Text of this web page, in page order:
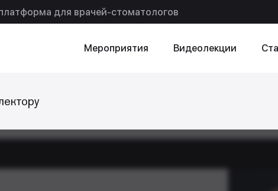
для врачей-стоматологов
Мероприятия Видеолекции
Искать по текстув статье